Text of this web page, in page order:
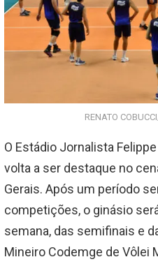
RENATO
O Estádio Jornalista
volta a ser destaque no
Gerais. Após um período
competições, o ginásio
semana, das semifinais e
Mineiro Codemge de Vôlei